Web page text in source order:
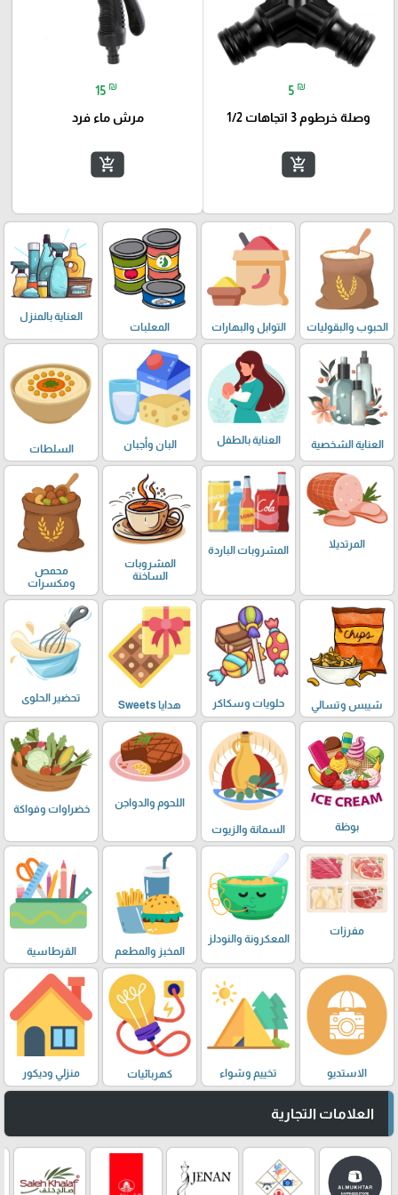
5 ₪
وصلة خرطوم 3 اتجاهات 1/2
add_shopping_cart
15 ₪
مرش ماء فرد
add_shopping_cart
الحبوب والبقوليات التوابل والبهارات المعلبات
العناية بالمنزل
العناية الشخصية العناية بالطفل البان وأجبان السلطات
المرتديلا
المشروبات الباردة
المشروبات
الساخنة
محمص
ومكسرات
شيبس وتسالي حلويات وسكاكر هدايا Sweets
تحضير الحلوى
بوظة السمانة والزيوت
اللحوم والدواجن
خضراوات وفواكة
مفرزات
المعكرونة والنودلز
المخبز والمطعم
القرطاسية
الاستديو تخييم وشواء كهربائيات منزلي وديكور
العلامات التجارية